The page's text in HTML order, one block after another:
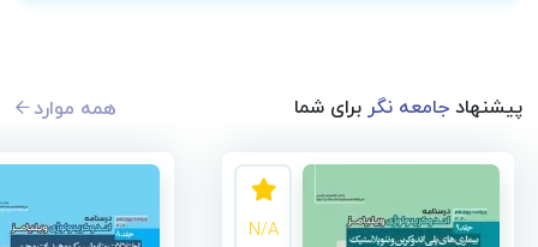
پیشنهادجامعه نگربرای شما همه موارد
N/A